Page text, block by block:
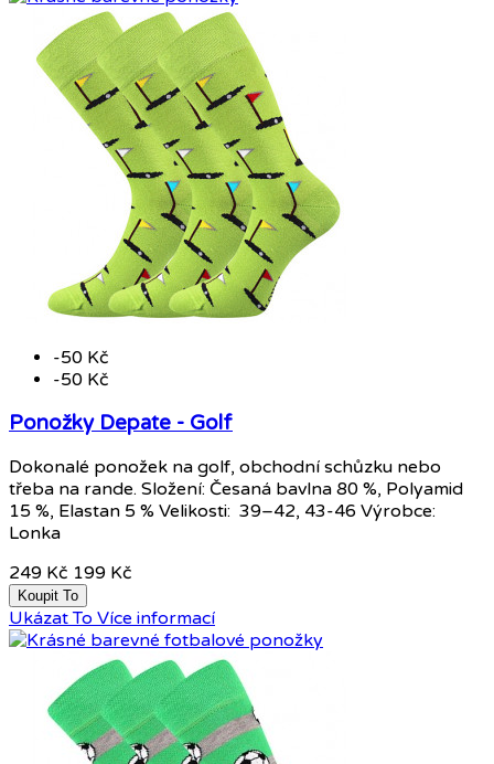
-50 Kč
-50 Kč
Ponožky Depate - Golf
Dokonalé ponožek na golf, obchodní schůzku nebo
třeba na rande. Složení: Česaná bavlna 80 %, Polyamid
15 %, Elastan 5 % Velikosti: 39–42, 43-46 Výrobce:
Lonka
249 Kč 199 Kč
Koupit To
Ukázat To Více informací